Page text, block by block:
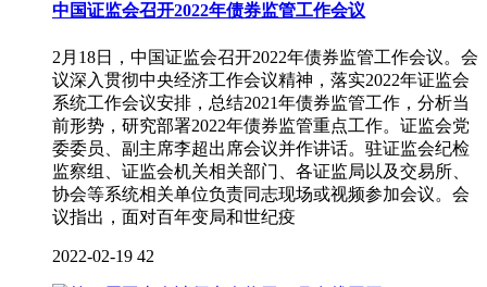
中国证监会召开2022年债券监管工作会议
2月18日，中国证监会召开2022年债券监管工作会议。会
议深入贯彻中央经济工作会议精神，落实2022年证监会
系统工作会议安排，总结2021年债券监管工作，分析当
前形势，研究部署2022年债券监管重点工作。证监会党
委委员、副主席李超出席会议并作讲话。驻证监会纪检
监察组、证监会机关相关部门、各证监局以及交易所、
协会等系统相关单位负责同志现场或视频参加会议。会
议指出，面对百年变局和世纪疫
2022-02-19 42